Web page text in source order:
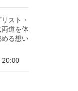
スト・
道を体
る想い
20:00